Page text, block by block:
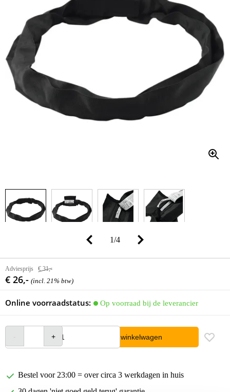
1/4
Adviesprijs € 31,-
€ 26,- (incl. 21% btw)
Online voorraadstatus: Op voorraad bij de leverancier
In winkelwagen
Bestel voor 23:00 = over circa 3 werkdagen in huis